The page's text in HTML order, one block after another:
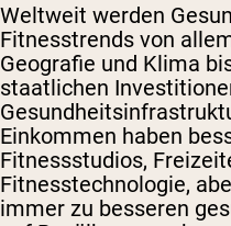
Weltweit werden
Fitnesstrends von
Geografie und Klima
staatlichen
Einkommen haben
Fitnessstudios,
Fitnesstechnologie,
immer zu besseren